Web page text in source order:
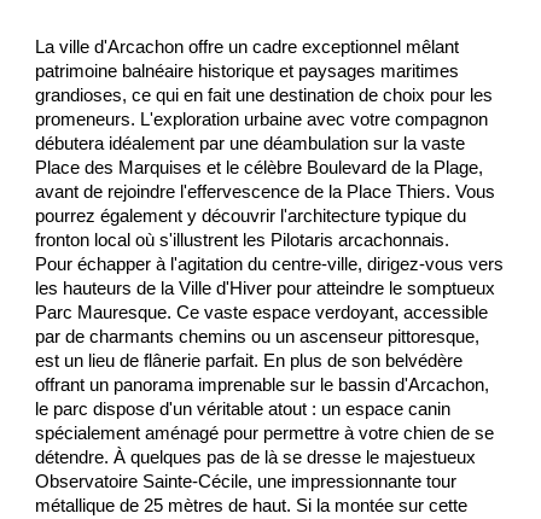
La ville d'Arcachon offre un cadre exceptionnel mêlant
patrimoine balnéaire historique et paysages maritimes
grandioses, ce qui en fait une destination de choix pour les
promeneurs. L'exploration urbaine avec votre compagnon
débutera idéalement par une déambulation sur la vaste
Place des Marquises et le célèbre Boulevard de la Plage,
avant de rejoindre l'effervescence de la Place Thiers. Vous
pourrez également y découvrir l'architecture typique du
fronton local où s'illustrent les Pilotaris arcachonnais.
Pour échapper à l'agitation du centre-ville, dirigez-vous vers
les hauteurs de la Ville d'Hiver pour atteindre le somptueux
Parc Mauresque. Ce vaste espace verdoyant, accessible
par de charmants chemins ou un ascenseur pittoresque,
est un lieu de flânerie parfait. En plus de son belvédère
offrant un panorama imprenable sur le bassin d'Arcachon,
le parc dispose d'un véritable atout : un espace canin
spécialement aménagé pour permettre à votre chien de se
détendre. À quelques pas de là se dresse le majestueux
Observatoire Sainte-Cécile, une impressionnante tour
métallique de 25 mètres de haut. Si la montée sur cette